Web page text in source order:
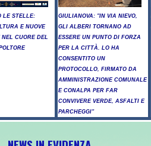
LE STELLE:
E NUOVE
NEL CUORE DEL
GIULIANOVA: "IN VIA NIEVO,
GLI ALBERI TORNANO AD
ESSERE UN PUNTO DI FORZA
PER LA CITTÀ. LO HA
CONSENTITO UN
PROTOCOLLO, FIRMATO DA
AMMINISTRAZIONE COMUNALE
E CONALPA PER FAR
CONVIVERE VERDE, ASFALTI E
PARCHEGGI"